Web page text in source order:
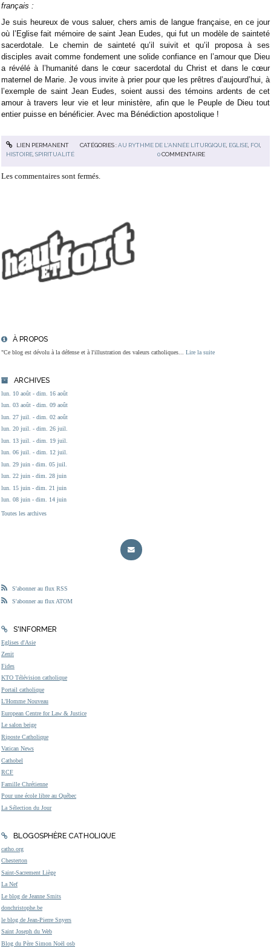
À PROPOS
"Ce blog est dévolu à la défense et à l'illustration des valeurs catholiques... Lire la suite
ARCHIVES
lun. 10 août - dim. 16 août
lun. 03 août - dim. 09 août
lun. 27 juil. - dim. 02 août
lun. 20 juil. - dim. 26 juil.
lun. 13 juil. - dim. 19 juil.
lun. 06 juil. - dim. 12 juil.
lun. 29 juin - dim. 05 juil.
lun. 22 juin - dim. 28 juin
lun. 15 juin - dim. 21 juin
lun. 08 juin - dim. 14 juin
Toutes les archives
S'abonner au flux RSS
S'abonner au flux ATOM
S'INFORMER
Eglises d'Asie
Zenit
Fides
KTO Télévision catholique
Portail catholique
L'Homme Nouveau
European Centre for Law & Justice
Le salon beige
Riposte Catholique
Vatican News
Cathobel
RCF
Famille Chrétienne
Pour une école libre au Québec
La Sélection du Jour
BLOGOSPHÈRE CATHOLIQUE
catho.org
Chesterton
Saint-Sacrement Liège
La Nef
Le blog de Jeanne Smits
donchristophe.be
le blog de Jean-Pierre Snyers
Saint Joseph du Web
Blog du Père Simon Noël osb
français :
Je suis heureux de vous saluer, chers amis de langue française, en ce jour
où l’Eglise fait mémoire de saint Jean Eudes, qui fut un modèle de sainteté
sacerdotale. Le chemin de sainteté qu’il suivit et qu’il proposa à ses
disciples avait comme fondement une solide confiance en l’amour que Dieu
a révélé à l’humanité dans le cœur sacerdotal du Christ et dans le cœur
maternel de Marie. Je vous invite à prier pour que les prêtres d’aujourd’hui, à
l’exemple de saint Jean Eudes, soient aussi des témoins ardents de cet
amour à travers leur vie et leur ministère, afin que le Peuple de Dieu tout
entier puisse en bénéficier. Avec ma Bénédiction apostolique !
LIEN PERMANENT CATÉGORIES :AU RYTHME DE L'ANNÉE LITURGIQUE, EGLISE, FOI
HISTOIRE ,SPIRITUALITÉ 0 COMMENTAIRE
Les commentaires sont fermés.